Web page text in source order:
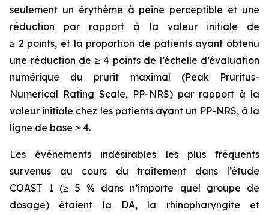
seulement un érythème à peine perceptible et une
réduction par rapport à la valeur initiale de
≥ 2 points, et la proportion de patients ayant obtenu
une réduction de ≥ 4 points de l’échelle d’évaluation
numérique du prurit maximal (Peak Pruritus-
Numerical Rating Scale, PP-NRS) par rapport à la
valeur initiale chez les patients ayant un PP-NRS, à la
ligne de base ≥ 4.
Les événements indésirables les plus fréquents
survenus au cours du traitement dans l’étude
COAST 1 (≥ 5 % dans n’importe quel groupe de
dosage) étaient la DA, la rhinopharyngite et